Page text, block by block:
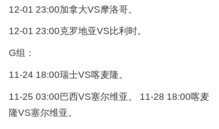
12-01 23:00加拿大VS摩洛哥。
12-01 23:00克罗地亚VS比利时。
G组：
11-24 18:00瑞士VS喀麦隆。
11-25 03:00巴西VS塞尔维亚。 11-28 18:00喀麦
隆VS塞尔维亚。